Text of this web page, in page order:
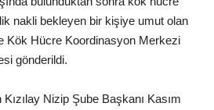
nakli bekleyen bir kişiye umut olan
Kök Hücre Koordinasyon Merkezi
gönderildi.
Nizip Şube Başkanı Kasım